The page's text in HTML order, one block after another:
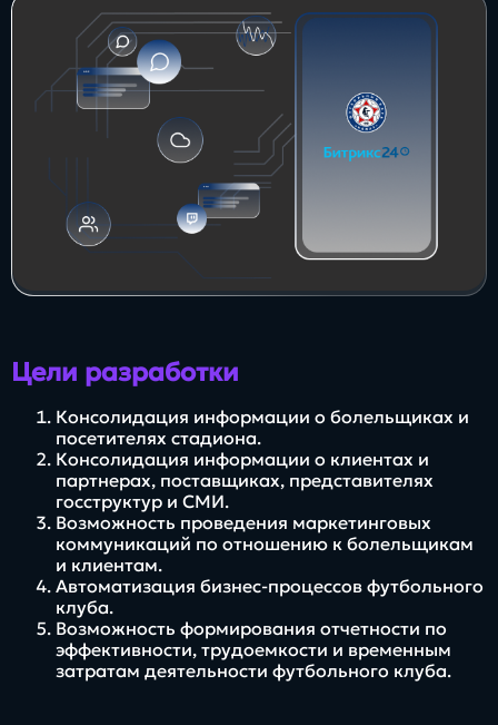
Контакты
8 800 505 34 99
info@direkt.ink
Цели разработки
Консолидация информации о болельщиках и
посетителях стадиона.
Консолидация информации о клиентах и
партнерах, поставщиках, представителях
госструктур и СМИ.
Возможность проведения маркетинговых
коммуникаций по отношению к болельщикам
и клиентам.
Автоматизация бизнес-процессов футбольного
клуба.
Возможность формирования отчетности по
эффективности, трудоемкости и временным
затратам деятельности футбольного клуба.